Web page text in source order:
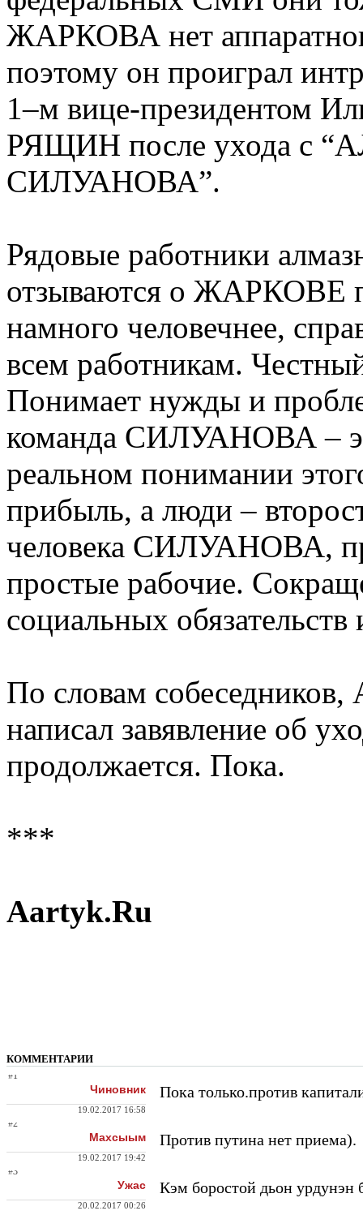
ЖАРКОВА нет
поэтому он проиграл
1–м вице-президентом
РЯЩИН после ухода с
СИЛУАНОВА”.
Рядовые работники
отзываются о ЖАРКОВЕ
намного человечнее,
всем работникам.
Понимает нужды и
команда СИЛУАНОВА –
реальном понимании
прибыль, а люди –
человека СИЛУАНОВА,
простые рабочие.
социальных
По словам
написал завявление об
продолжается. Пока.
***
Aartyk.Ru
КОММЕНТАРИИ
#1
Чиновник
19.02.2017 16:58
Пока только.против
#2
Махсыым
19.02.2017 19:42
Против путина нет приема).
#3
Ужас
20.02.2017 00:26
Кэм боростой дьон урдунэн